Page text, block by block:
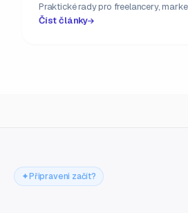
Praktické rady pro freelancery,
Číst články
Připraveni začít?